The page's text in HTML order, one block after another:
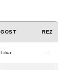
GOST REZ
Litva - : -